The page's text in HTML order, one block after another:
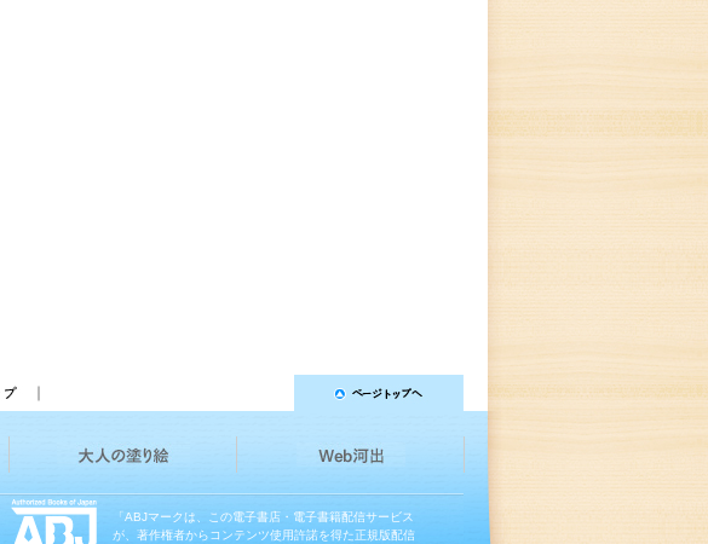
「ABJマークは、この電子書店・電子書籍配信サービス
が、著作権者からコンテンツ使用許諾を得た正規版配信